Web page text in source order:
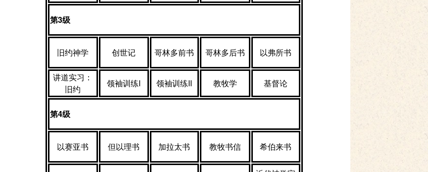
第3级
旧约神学 创世记 哥林多前书 哥林多后书 以弗所书
讲道实习：
旧约
领袖训练I 领袖训练II 教牧学 基督论
第4级
以赛亚书 但以理书 加拉太书 教牧书信 希伯来书